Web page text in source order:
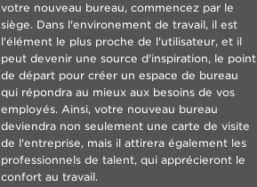
votre nouveau bureau, commencez par le
siège. Dans l'environement de travail, il est
l'élément le plus proche de l'utilisateur, et il
peut devenir une source d'inspiration, le point
de départ pour créer un espace de bureau
qui répondra au mieux aux besoins de vos
employés. Ainsi, votre nouveau bureau
deviendra non seulement une carte de visite
de l'entreprise, mais il attirera également les
professionnels de talent, qui apprécieront le
confort au travail.